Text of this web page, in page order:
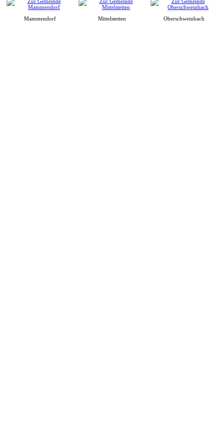
Mammendorf Mittelstetten Oberschweinbach